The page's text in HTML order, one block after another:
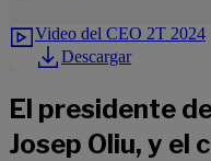
Video del CEO 2T 2024
Descargar
El presidente
Josep Oliu, y el